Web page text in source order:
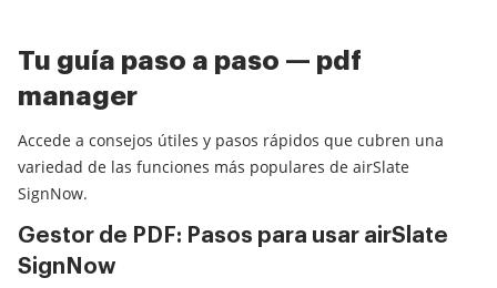
Tu guía paso a paso — pdf
manager
Accede a consejos útiles y pasos rápidos que cubren una
variedad de las funciones más populares de airSlate
SignNow.
Gestor de PDF: Pasos para usar airSlate
SignNow